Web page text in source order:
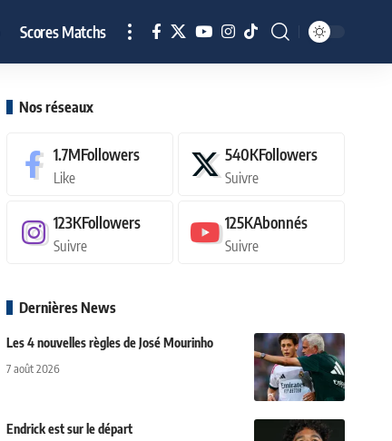
Scores Matchs
Nos réseaux
1.7MFollowers
Like
540KFollowers
Suivre
123KFollowers
Suivre
125KAbonnés
Suivre
Dernières News
Les 4 nouvelles règles de José Mourinho
7 août 2026
Endrick est sur le départ